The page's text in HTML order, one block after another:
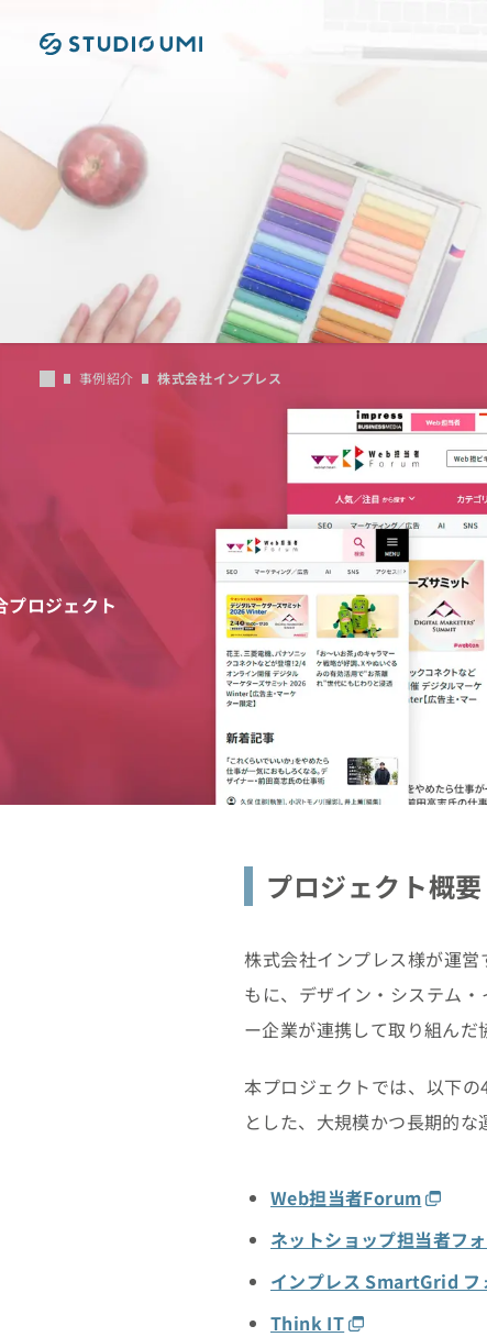
事例紹介 株式会社インプレス
ロジェクト
プロジェクト概要
株式会社インプレス様が運
もに、デザイン・システム
ー企業が連携して取り組んだ
本プロジェクトでは、以下
とした、大規模かつ長期的な
Web担当者Forum
ネットショップ担当者フ
インプレス SmartGrid フ
Think IT